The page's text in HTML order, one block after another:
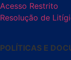
Acesso Restrito
Resolução de
POLÍTICAS E